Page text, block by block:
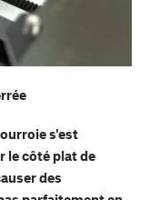
s'est
le côté plat de
des